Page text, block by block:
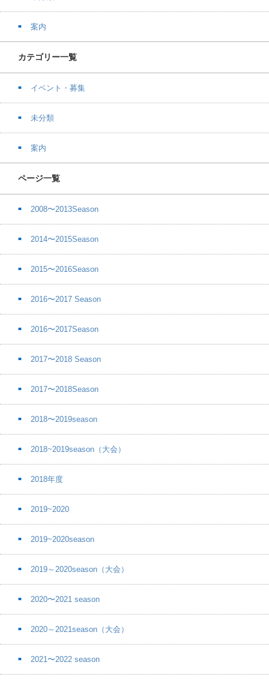
案内
カテゴリー一覧
イベント・募集
未分類
案内
ページ一覧
2008〜2013Season
2014〜2015Season
2015〜2016Season
2016〜2017 Season
2016〜2017Season
2017〜2018 Season
2017〜2018Season
2018〜2019season
2018~2019season（大会）
2018年度
2019~2020
2019~2020season
2019～2020season（大会）
2020〜2021 season
2020～2021season（大会）
2021〜2022 season